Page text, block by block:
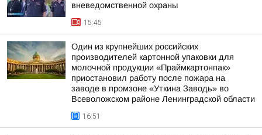
вневедомственной охраны
15:45
Один из крупнейших российских
производителей картонной упаковки для
молочной продукции «Праймкартонпак»
приостановил работу после пожара на
заводе в промзоне «Уткина Заводь» во
Всеволожском районе Ленинградской области
16:51